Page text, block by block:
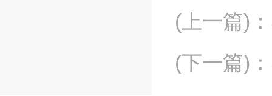
(上一篇) ：
(下一篇) ：